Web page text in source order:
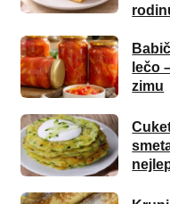
lečo
zimu